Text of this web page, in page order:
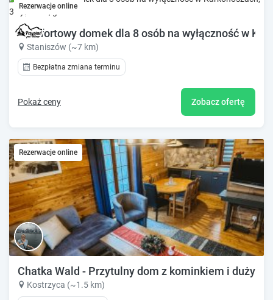
Rezerwacje online
Komfortowy domek dla 8 osób na wyłączność w
Staniszów (~7 km)
Bezpłatna zmiana terminu
Pokaż ceny Zobacz ofertę
Rezerwacje online
Chatka Wald - Przytulny dom z kominkiem i dużym
Kostrzyca (~1.5 km)